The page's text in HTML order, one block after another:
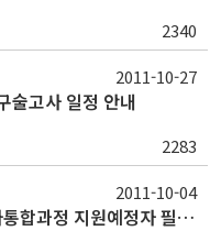
2340
술고사 일정 안내
2283
2011-10-27
2012학년도 전기 대학원 석사박사통합과정 지원예정자 필독사항
2011-10-04